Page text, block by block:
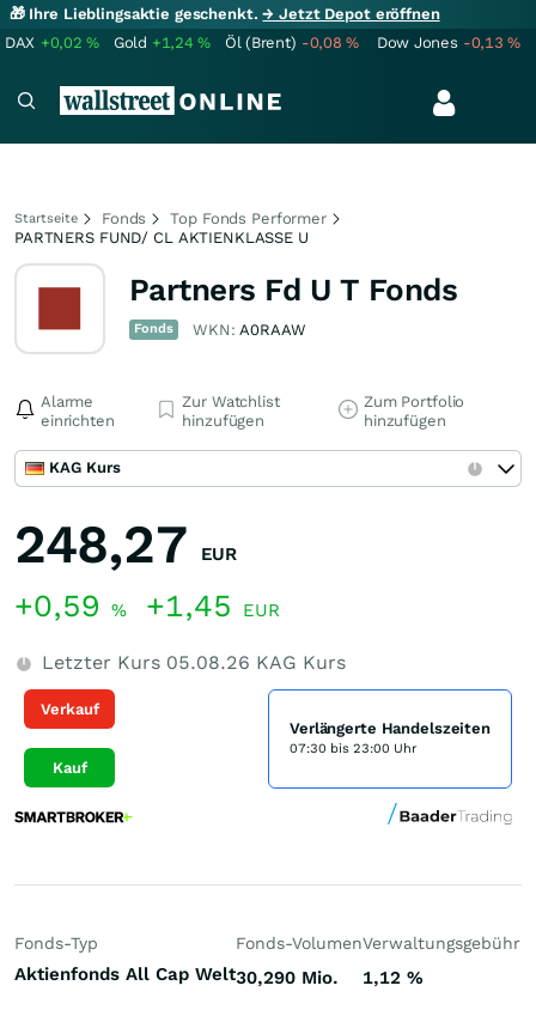
🎁 Ihre Lieblingsaktie geschenkt.→ Jetzt Depot eröffnen
DAX +0,02% Gold +1,24% Öl (Brent) -0,08% Dow Jones -0,13%
Startseite Fonds
Top Fonds Performer
PARTNERS FUND/ CL AKTIENKLASSE U
Partners Fd U T Fonds
Fonds WKN:A0RAAW
Alarme
einrichten
Zur Watchlist
hinzufügen
Zum Portfolio
hinzufügen
KAG Kurs
248,27 EUR
+0,59 % +1,45 EUR
Letzter Kurs 05.08.26 KAG Kurs
Verkauf
Kauf
Verlängerte Handelszeiten
07:30 bis 23:00 Uhr
Fonds-Typ
Aktienfonds All Cap Welt
Fonds-Volumen
30,290 Mio.
Verwaltungsgebühr
1,12 %